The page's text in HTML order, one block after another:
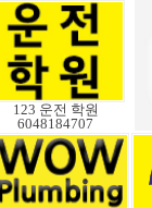
123 운전 학원
6048184707